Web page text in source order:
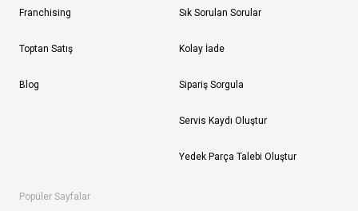
Franchising
Toptan Satış
Blog
Sık Sorulan Sorular
Kolay İade
Sipariş Sorgula
Servis Kaydı Oluştur
Yedek Parça Talebi Oluştur
Popüler Sayfalar